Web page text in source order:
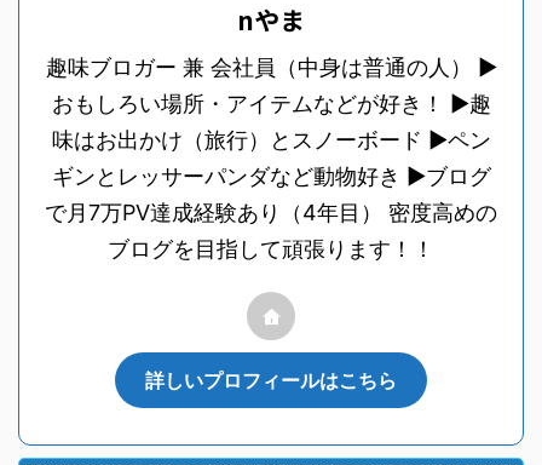
nやま
趣味ブロガー 兼 会社員（中身は普通の人） ▶︎
おもしろい場所・アイテムなどが好き！ ▶︎趣
味はお出かけ（旅行）とスノーボード ▶︎ペン
ギンとレッサーパンダなど動物好き ▶︎ブログ
で月7万PV達成経験あり（4年目） 密度高めの
ブログを目指して頑張ります！！
詳しいプロフィールはこちら